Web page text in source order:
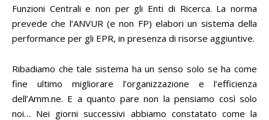
Funzioni Centrali e non per gli Enti di Ricerca. La norma
prevede che l’ANVUR (e non FP) elabori un sistema della
performance per gli EPR, in presenza di risorse aggiuntive.
Ribadiamo che tale sistema ha un senso solo se ha come
fine ultimo migliorare l’organizzazione e l’efficienza
dell’Amm.ne. E a quanto pare non la pensiamo così solo
noi… Nei giorni successivi abbiamo constatato come la